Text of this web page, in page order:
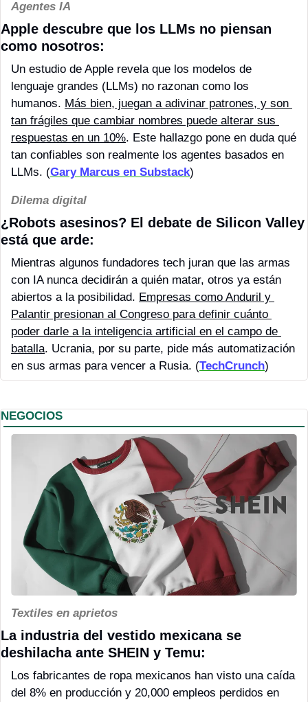
Agentes IA
Apple descubre que los LLMs no piensan
como nosotros:
Un estudio de Apple revela que los modelos de
lenguaje grandes (LLMs) no razonan como los
humanos. Más bien, juegan a adivinar patrones, y son
tan frágiles que cambiar nombres puede alterar sus
respuestas en un 10%. Este hallazgo pone en duda qué
tan confiables son realmente los agentes basados en
LLMs. (Gary Marcus en Substack)
Dilema digital
¿Robots asesinos? El debate de Silicon Valley
está que arde:
Mientras algunos fundadores tech juran que las armas
con IA nunca decidirán a quién matar, otros ya están
abiertos a la posibilidad. Empresas como Anduril y
Palantir presionan al Congreso para definir cuánto
poder darle a la inteligencia artificial en el campo de
batalla. Ucrania, por su parte, pide más automatización
en sus armas para vencer a Rusia. (TechCrunch)
NEGOCIOS
Textiles en aprietos
La industria del vestido mexicana se
deshilacha ante SHEIN y Temu:
Los fabricantes de ropa mexicanos han visto una caída
del 8% en producción y 20,000 empleos perdidos en